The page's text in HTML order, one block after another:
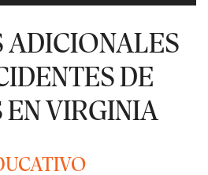
ADICIONALES
DE
VIRGINIA